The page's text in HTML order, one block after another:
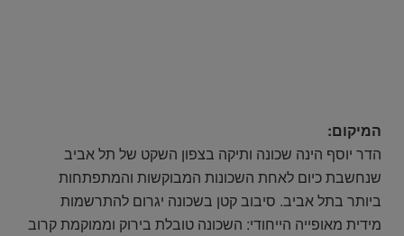
המיקום:
הדר יוסף הינה שכונה ותיקה בצפון השקט של תל אביב
שנחשבת כיום לאחת השכונות המבוקשות והמתפתחות
ביותר בתל אביב. סיבוב קטן בשכונה יגרום להתרשמות
מידית מאופייה הייחודי: השכונה טובלת בירוק וממוקמת קרוב